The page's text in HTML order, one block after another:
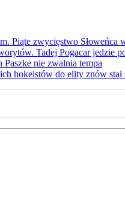
Piąte zwycięstwo Słoweńca
Tadej Pogacar jedzie
Paszke nie zwalnia tempa
hokeistów do elity znów stał